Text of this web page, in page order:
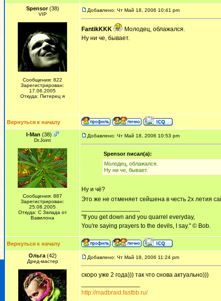
Spensor(38)
VIP
Сообщения: 822
Зарегистрирован:
17.06.2005
Откуда: Питерец я
Добавлено: Чт Май 18, 2006 10:41 pm
FantikKKK
Молодец, облажался.
Ну ни че, бывает.
Вернуться к началу
I-Man (38)
Dr.Joint
Сообщения: 887
Зарегистрирован:
25.08.2005
Откуда: С Запада от
Вавилона
Добавлено: Чт Май 18, 2006 10:53 pm
Spensor писал(а):
Молодец, облажался.
Ну ни че, бывает.
Ну и чё?
Это же не отменяет сейшена в честь 2х летия
"If you get down and you quarrel everyday,
You're saying prayers to the devils, I say." © Bob.
Вернуться к началу
Ольга(42)
Дред-мастер
Добавлено: Чт Май 18, 2006 11:24 pm
скоро уже 2 года))) так что снова актуально)))
http://madbraid.fastbb.ru/